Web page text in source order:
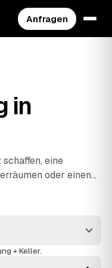
Anfragen
in
eine
oder einen
Ihren Auftrag bei
ausgeräumt
+ Keller.